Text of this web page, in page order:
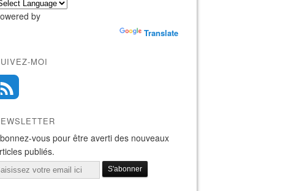
by
Translate
MOI
vous pour être averti des nouveaux
publiés.